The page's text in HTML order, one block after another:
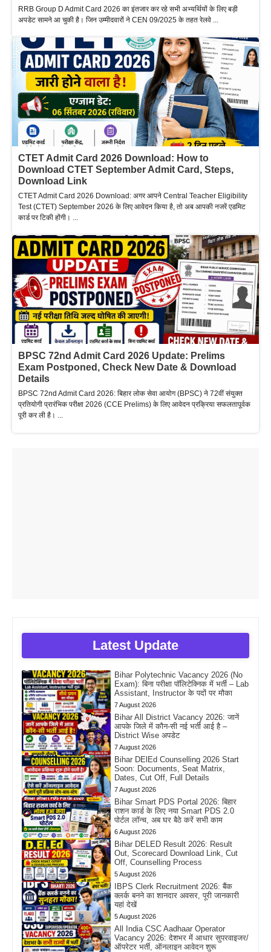
RRB Group D Admit Card 2026 का इंतजार कर रहे सभी अभ्यर्थियों के लिए बड़ी
अपडेट सामने आ चुकी है। जिन उम्मीदवारों ने CEN 09/2025 के तहत रेलवे ...
CTET Admit Card 2026 Download: How to
Download CTET September Admit Card, Steps,
Download Link
CTET Admit Card 2026 Download: अगर आपने Central Teacher Eligibility
Test (CTET) September 2026 के लिए आवेदन किया है, तो अब आपकी नजरें एडमिट
कार्ड पर टिकी होंगी। ...
BPSC 72nd Admit Card 2026 Update: Prelims
Exam Postponed, Check New Date & Download
Details
BPSC 72nd Admit Card 2026: बिहार लोक सेवा आयोग (BPSC) ने 72वीं संयुक्त
प्रतियोगी प्रारंभिक परीक्षा 2026 (CCE Prelims) के लिए आवेदन प्रक्रिया सफलतापूर्वक
पूरी कर ली है। ...
Latest Update
Bihar Polytechnic Vacancy 2026 (No
Exam): बिना परीक्षा पॉलिटेक्निक में भर्ती – Lab
Assistant, Instructor के पदों पर मौका
7 August 2026
Bihar All District Vacancy 2026: जानें
आपके जिले में कौन-सी नई भर्ती आई है –
District Wise अपडेट
7 August 2026
Bihar DElEd Counselling 2026 Start
Soon: Documents, Seat Matrix,
Dates, Cut Off, Full Details
7 August 2026
Bihar Smart PDS Portal 2026: बिहार
राशन कार्ड के लिए नया Smart PDS 2.0
पोर्टल लॉन्च, अब घर बैठे करें सभी काम
6 August 2026
Bihar DELED Result 2026: Result
Out, Scorecard Download Link, Cut
Off, Counselling Process
5 August 2026
IBPS Clerk Recruitment 2026: बैंक
क्लर्क बनने का शानदार अवसर, पूरी जानकारी
यहां देखें
5 August 2026
All India CSC Aadhaar Operator
Vacancy 2026: देशभर में आधार सुपरवाइजर/
ऑपरेटर भर्ती, ऑनलाइन आवेदन शुरू